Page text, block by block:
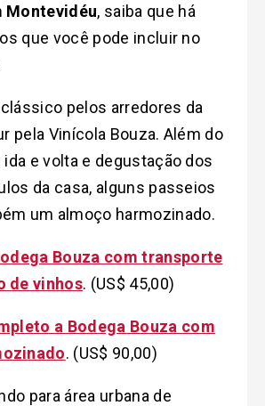
Montevidéu, saiba que há
que você pode incluir no
pelos arredores da
pela Vinícola Bouza. Além do
e volta e degustação dos
da casa, alguns passeios
um almoço harmozinado.
Bouza com transporte
de vinhos. (US$ 45,00)
a Bodega Bouza com
. (US$ 90,00)
para área urbana de